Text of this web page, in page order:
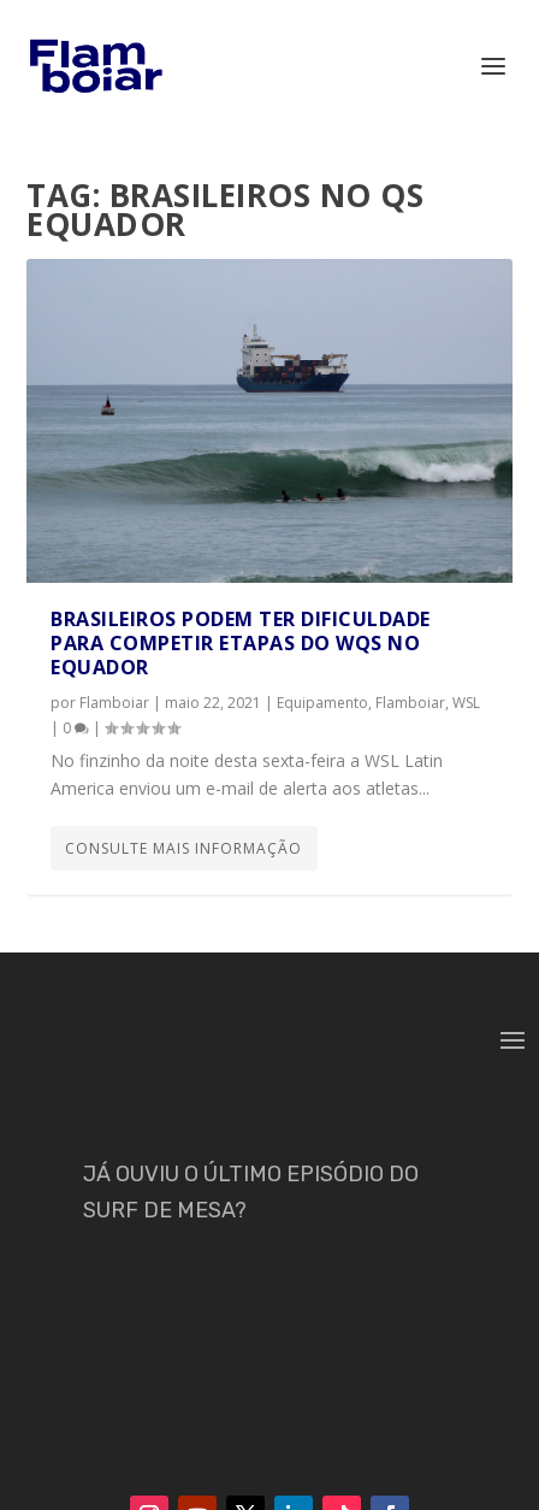
TAG: BRASILEIROS NO QS
EQUADOR
BRASILEIROS PODEM TER DIFICULDADE
PARA COMPETIR ETAPAS DO WQS NO
EQUADOR
por Flamboiar | maio 22, 2021 | Equipamento, Flamboiar,WSL
| 0 |
No finzinho da noite desta sexta-feira a WSL Latin
America enviou um e-mail de alerta aos atletas...
CONSULTE MAIS INFORMAÇÃO
JÁ OUVIU O ÚLTIMO EPISÓDIO DO
SURF DE MESA?